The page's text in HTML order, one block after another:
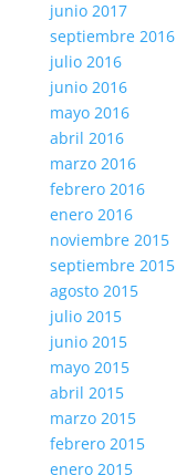
junio 2017
septiembre 2016
julio 2016
junio 2016
mayo 2016
abril 2016
marzo 2016
febrero 2016
enero 2016
noviembre 2015
septiembre 2015
agosto 2015
julio 2015
junio 2015
mayo 2015
abril 2015
marzo 2015
febrero 2015
enero 2015